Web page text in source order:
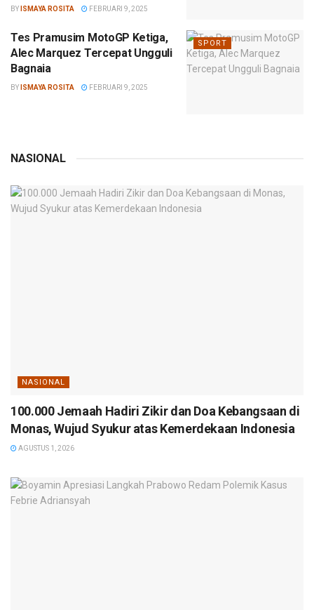
BY ISMAYA ROSITA FEBRUARI 9, 2025
SPORT
Tes Pramusim MotoGP Ketiga,
Alec Marquez Tercepat Ungguli
Bagnaia
BY ISMAYA ROSITA FEBRUARI 9, 2025
NASIONAL
NASIONAL
100.000 Jemaah Hadiri Zikir dan Doa Kebangsaan di
Monas, Wujud Syukur atas Kemerdekaan Indonesia
AGUSTUS 1, 2026